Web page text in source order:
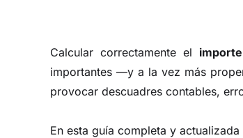
Calcular correctamente el
importantes —y a la vez más
provocar descuadres contables,
En esta guía completa y